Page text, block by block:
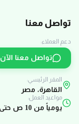
تواصل معنا
دعم العملاء:
تواصل معنا الآن
المقر الرئيسي:
القاهرة، مصر
مواعيد العمل:
يومياً من 10 ص حتى 6 م